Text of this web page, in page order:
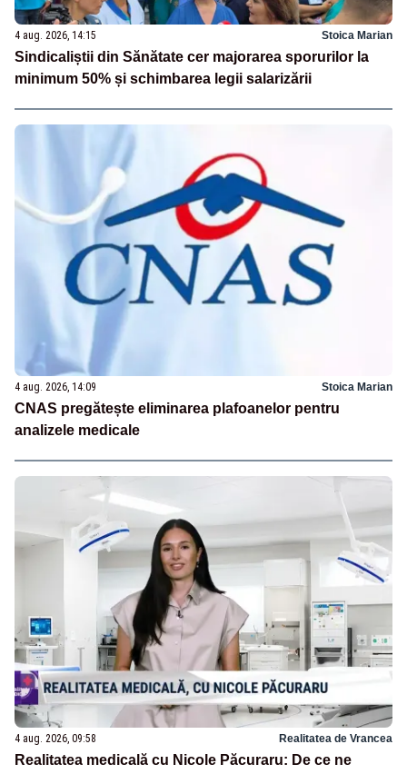
4 aug. 2026, 14:15 Stoica Marian
Sindicaliștii din Sănătate cer majorarea sporurilor la
minimum 50% și schimbarea legii salarizării
4 aug. 2026, 14:09 Stoica Marian
CNAS pregătește eliminarea plafoanelor pentru
analizele medicale
4 aug. 2026, 09:58 Realitatea de Vrancea
Realitatea medicală cu Nicole Păcuraru: De ce ne